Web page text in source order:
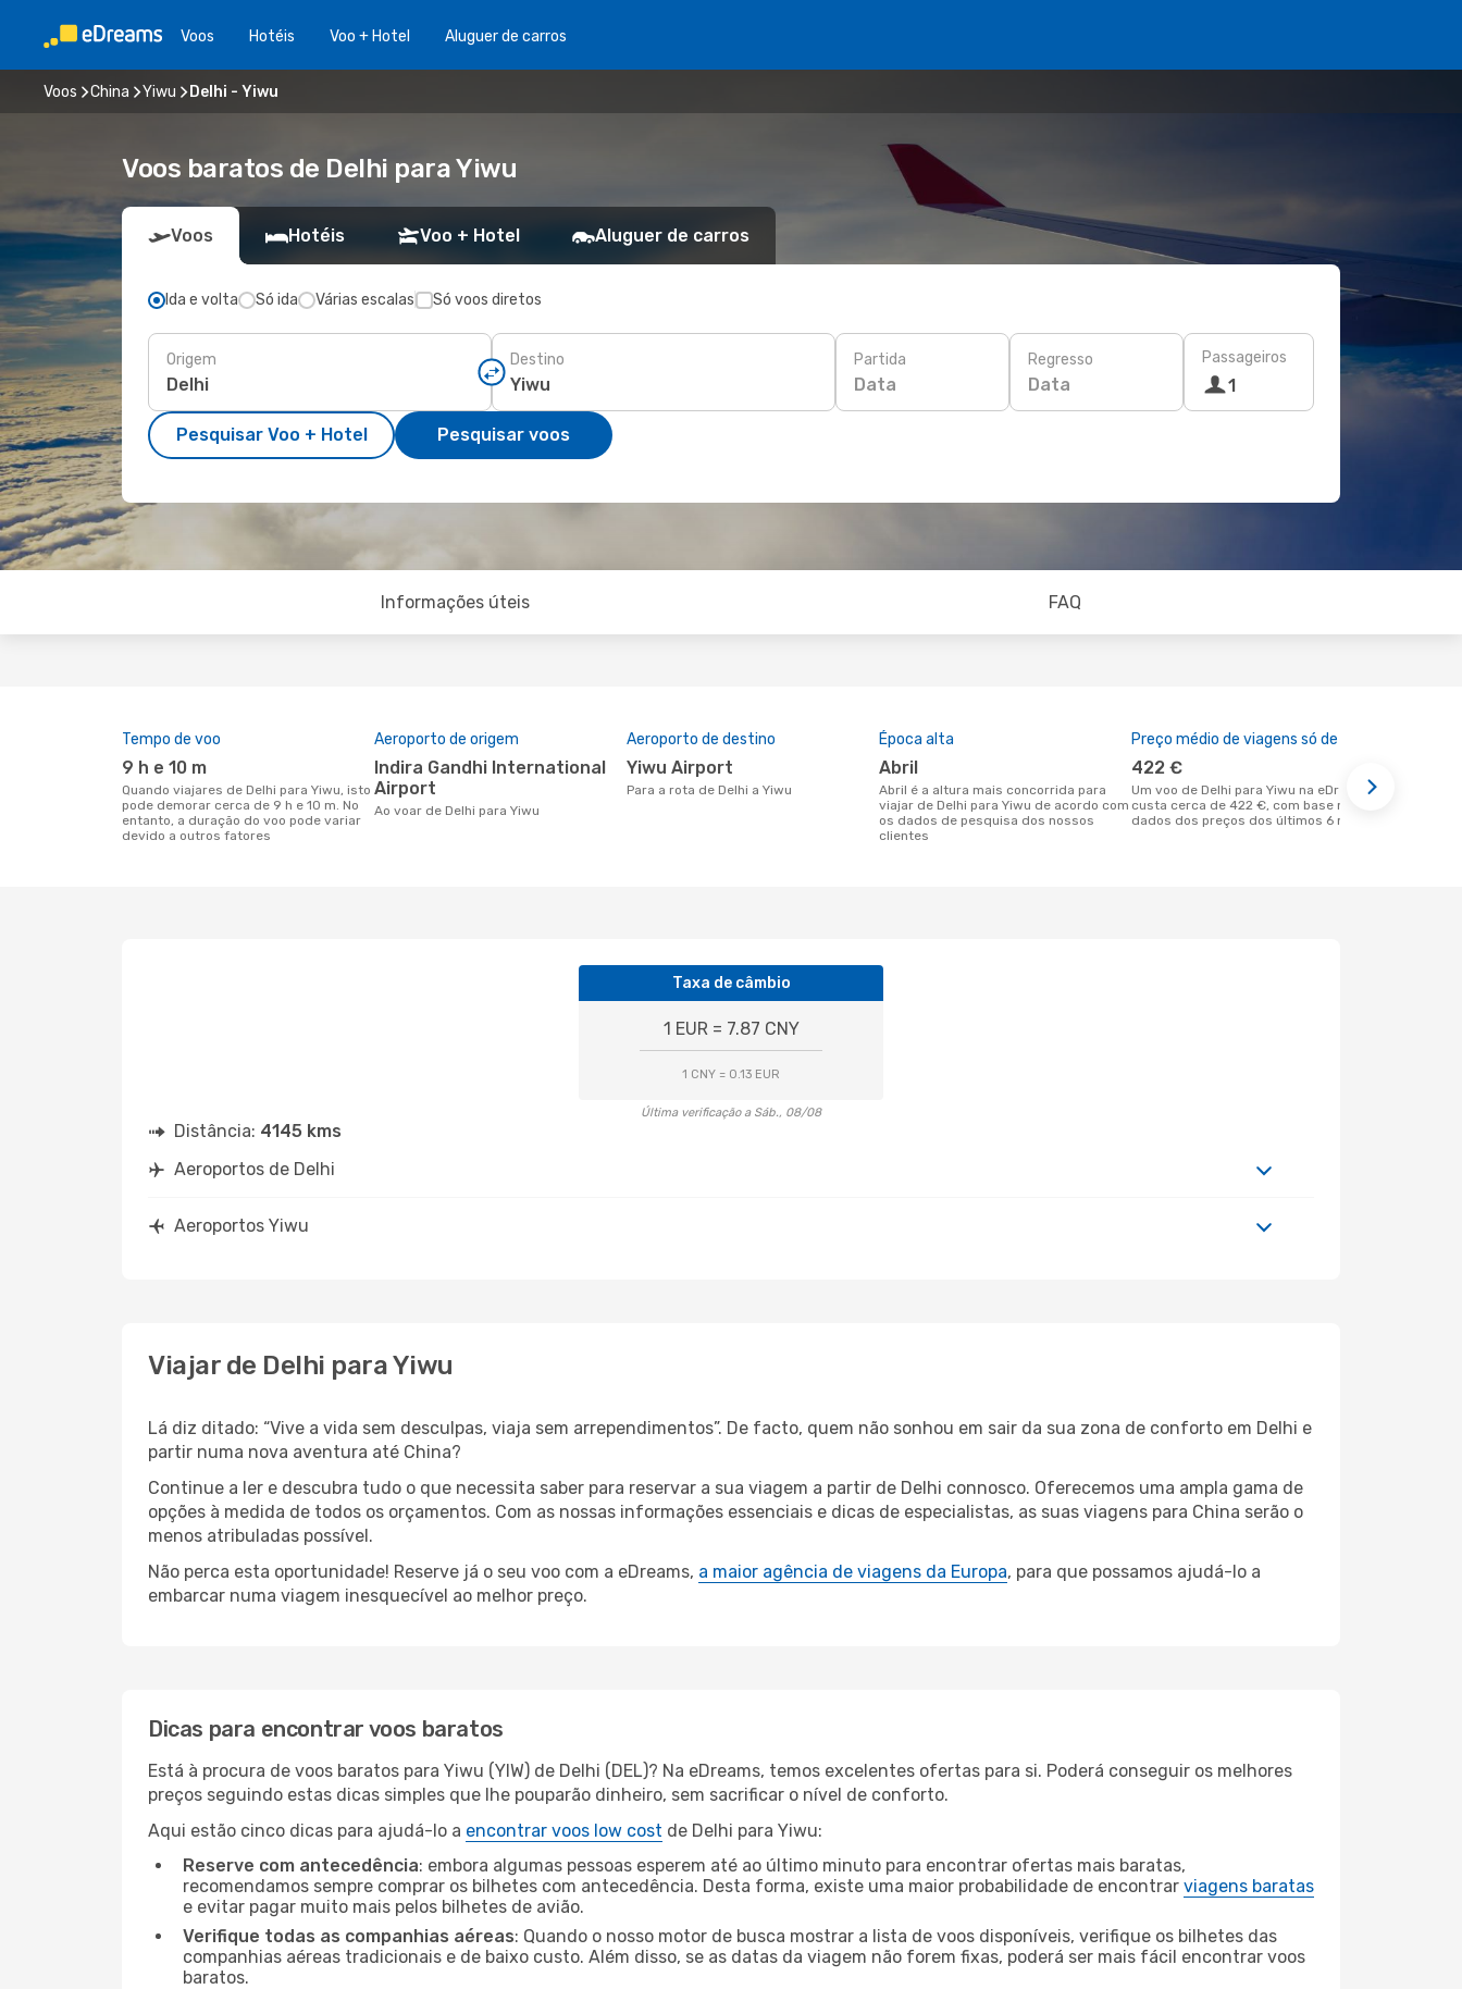
Voos Hotéis Voo + Hotel Aluguer de carros
Voos China Yiwu Delhi - Yiwu
Voos baratos de Delhi para Yiwu
Voos Hotéis Voo + Hotel Aluguer de carros
Ida e volta Só ida Várias escalas Só voos diretos
Origem Destino Partida
Data
Regresso
Data
Passageiros
1
Pesquisar Voo + Hotel Pesquisar voos
Informações úteis FAQ
Tempo de voo
9 h e 10 m
Quando viajares de Delhi para Yiwu, isto
pode demorar cerca de 9 h e 10 m. No
entanto, a duração do voo pode variar
devido a outros fatores
Aeroporto de origem
Indira Gandhi International
Airport
Ao voar de Delhi para Yiwu
Aeroporto de destino
Yiwu Airport
Para a rota de Delhi a Yiwu
Época alta
abril
abril é a altura mais concorrida para
viajar de Delhi para Yiwu de acordo com
os dados de pesquisa dos nossos
clientes
Preço médio de viagens só de ida
422 €
Um voo de Delhi para Yiwu na eDreams
custa cerca de 422 €, com base nos
dados dos preços dos últimos 6 meses
Taxa de câmbio
1 EUR = 7.87 CNY
1 CNY = 0.13 EUR
Última verificação a Sáb., 08/08
Distância: 4145 kms
Aeroportos de Delhi
Aeroportos Yiwu
Viajar de Delhi para Yiwu
Lá diz ditado: “Vive a vida sem desculpas, viaja sem arrependimentos”. De facto, quem não sonhou em sair da sua zona de conforto em Delhi e
partir numa nova aventura até China?
Continue a ler e descubra tudo o que necessita saber para reservar a sua viagem a partir de Delhi connosco. Oferecemos uma ampla gama de
opções à medida de todos os orçamentos. Com as nossas informações essenciais e dicas de especialistas, as suas viagens para China serão o
menos atribuladas possível.
Não perca esta oportunidade! Reserve já o seu voo com a eDreams, a maior agência de viagens da Europa, para que possamos ajudá-lo a
embarcar numa viagem inesquecível ao melhor preço.
Dicas para encontrar voos baratos
Está à procura de voos baratos para Yiwu (YIW) de Delhi (DEL)? Na eDreams, temos excelentes ofertas para si. Poderá conseguir os melhores
preços seguindo estas dicas simples que lhe pouparão dinheiro, sem sacrificar o nível de conforto.
Aqui estão cinco dicas para ajudá-lo a encontrar voos low cost de Delhi para Yiwu:
Reserve com antecedência: embora algumas pessoas esperem até ao último minuto para encontrar ofertas mais baratas,
recomendamos sempre comprar os bilhetes com antecedência. Desta forma, existe uma maior probabilidade de encontrar viagens baratas
e evitar pagar muito mais pelos bilhetes de avião.
Verifique todas as companhias aéreas: Quando o nosso motor de busca mostrar a lista de voos disponíveis, verifique os bilhetes das
companhias aéreas tradicionais e de baixo custo. Além disso, se as datas da viagem não forem fixas, poderá ser mais fácil encontrar voos
baratos.